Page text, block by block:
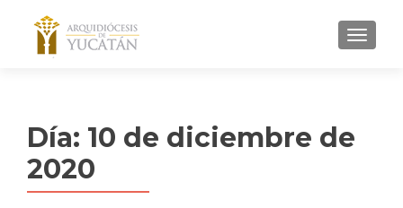
MENU
Día: 10 de diciembre de
2020